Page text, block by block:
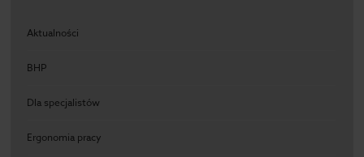
Aktualności
BHP
Dla specjalistów
Ergonomia pracy